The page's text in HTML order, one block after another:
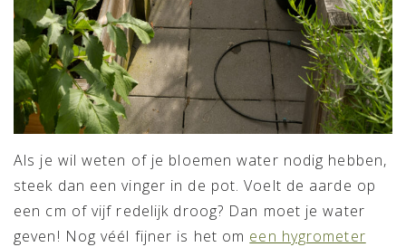
Als je wil weten of je bloemen water nodig hebben,
steek dan een vinger in de pot. Voelt de aarde op
een cm of vijf redelijk droog? Dan moet je water
geven! Nog véél fijner is het om een hygrometer